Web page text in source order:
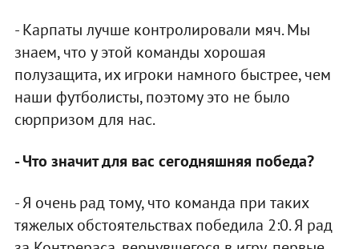
- Карпаты лучше контролировали мяч. Мы
знаем, что у этой команды хорошая
полузащита, их игроки намного быстрее, чем
наши футболисты, поэтому это не было
сюрпризом для нас.
- Что значит для вас сегодняшняя победа?
- Я очень рад тому, что команда при таких
тяжелых обстоятельствах победила 2:0. Я рад